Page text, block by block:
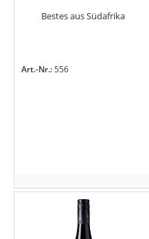
Bestes aus Südafrika
Art.-Nr.:556